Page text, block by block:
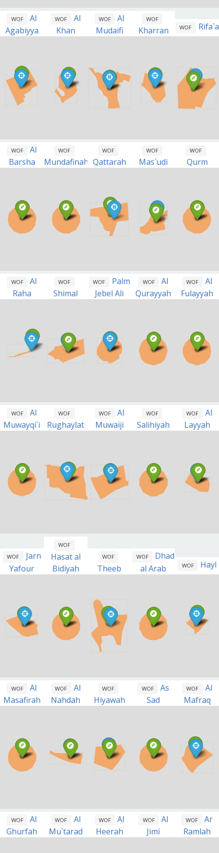
WOF
Al
Agabiyya
WOF
Al
Khan
WOF
Al
Mudaifi
WOF
Kharran WOF Rifa`a
WOF
Al
Barsha
WOF
Mundafinah
WOF
Qattarah
WOF
Mas`udi
WOF
Qurm
WOF
Al
Raha
WOF
Shimal
WOF
Palm
Jebel Ali
WOF
Al
Qurayyah
WOF
Al
Fulayyah
WOF
Al
Muwayqi`i
WOF
Rughaylat
WOF
Al
Muwaiji
WOF
Salihiyah
WOF
Al
Layyah
WOF
Jarn
Yafour
WOF
Hasat al
Bidiyah
WOF
Theeb
WOF
Dhad
al Arab
WOF Hayl
WOF
Al
Masafirah
WOF
Al
Nahdah
WOF
Hiyawah
WOF
As
Sad
WOF
Al
Mafraq
WOF
Al
Ghurfah
WOF
Al
Mu`tarad
WOF
Al
Heerah
WOF
Al
Jimi
WOF
Ar
Ramlah